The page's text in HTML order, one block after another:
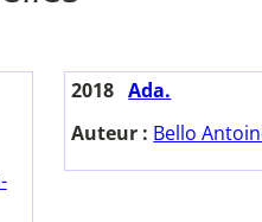
2018 Ada.
Auteur : Bello